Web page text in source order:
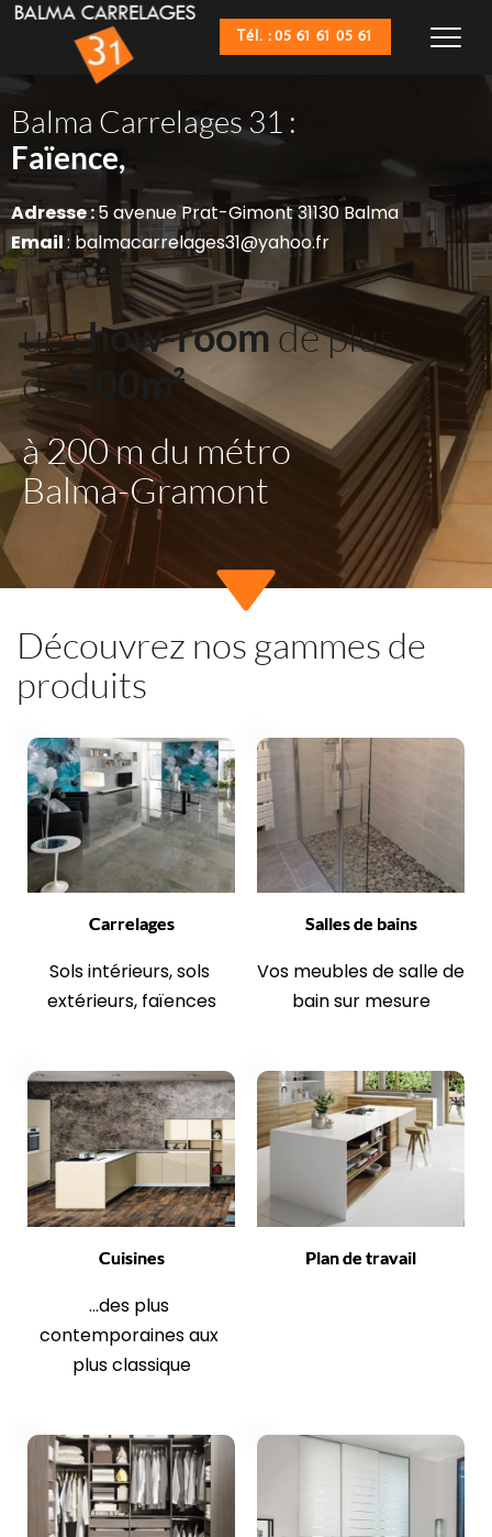
Tél. : 05 61 61 05 61
Balma Carrelages 31 :
Faïence,
Sanitaires,
Adresse : 5 avenue Prat-Gimont 31130 Balma
Email : balmacarrelages31@yahoo.fr
un show-room de plus
de 500m²
à 200 m du métro
Balma-Gramont
Découvrez nos gammes de
produits
Carrelages
Sols intérieurs, sols
extérieurs, faïences
Salles de bains
Vos meubles de salle de
bain sur mesure
Cuisines
...des plus
contemporaines aux
plus classique
Plan de travail